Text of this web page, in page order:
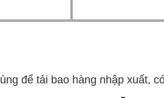
để tải bao hàng nhập xuất,